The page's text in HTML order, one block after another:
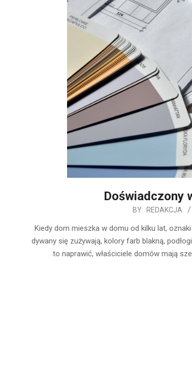
Doświadczony
BY: REDAKCJA
Kiedy dom mieszka w domu od kilku lat,
dywany się zużywają, kolory farb blakną,
to naprawić, właściciele domów mają